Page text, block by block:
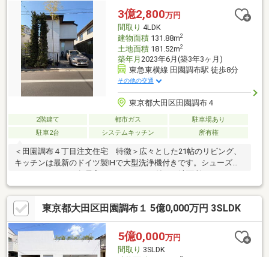
3億2,800万円
間取り 4LDK
建物面積131.88m2
土地面積181.52m2
築年月 2023年6月(築3年3ヶ月)
東急東横線 田園調布駅 徒歩8分
その他の交通
東京都大田区田園調布４
2階建て 都市ガス
駐車場あり
駐車2台
システムキッチン 所有権
＜田園調布４丁目注文住宅 特徴＞広々とした21帖のリビング、
キッチンは最新のドイツ製IHで大型洗浄機付きです。シューズイ
か所ずつございます。♪現地内覧予約受付中です♪【資料請求】は
上記ボタンよりお進みください。電話からは⇒TEL0120-002-
237【通話料無料】♪ご案内内容の目安になります。♪□現地／物件
見学（３０分～）□資金計画のご相談（３０分～）□ご希望条件の
ご相談（１５分～）
東京都大田区田園調布１ 5億0,000万円 3SLDK
5億0,000万円
間取り 3SLDK